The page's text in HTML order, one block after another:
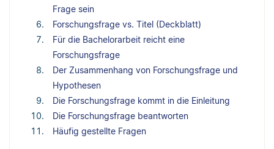
Frage sein
Forschungsfrage vs. Titel (Deckblatt)
Für die Bachelorarbeit reicht eine
Forschungsfrage
Der Zusammenhang von Forschungsfrage und
Hypothesen
Die Forschungsfrage kommt in die Einleitung
Die Forschungsfrage beantworten
Häufig gestellte Fragen